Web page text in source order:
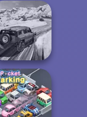
SUV Snow
Driving 3D